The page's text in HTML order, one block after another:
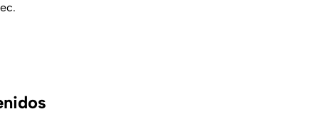
.